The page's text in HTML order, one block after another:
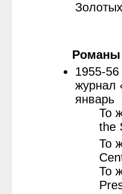
Романы
1955-
журнал
январь
То
the
То
То